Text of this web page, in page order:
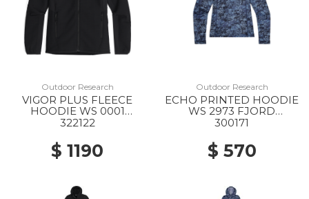
Outdoor Research
VIGOR PLUS FLEECE
HOODIE WS 0001
BLACK
322122
$ 1190
Outdoor Research
ECHO PRINTED HOODIE
WS 2973 FJORD
GRANITE PRINT
300171
$ 570